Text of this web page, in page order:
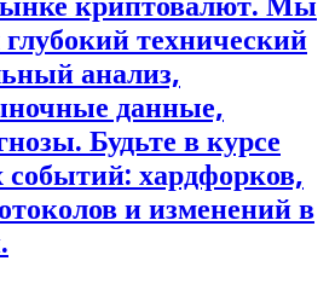
технический
анализ,
данные,
Будьте в курсе
хардфорков,
и изменений в